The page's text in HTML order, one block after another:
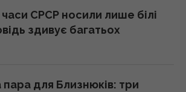
років тому астероїд залишив
видиме з космосу
часи СРСР носили лише білі
здивує багатьох
пара для Близнюків: три